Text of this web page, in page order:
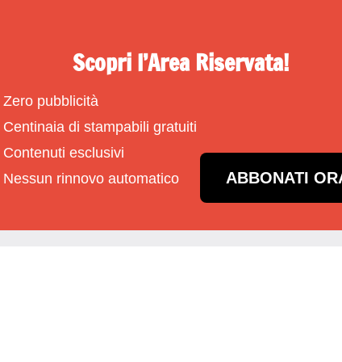
Scopri l’Area Riservata!
Zero pubblicità
Centinaia di stampabili gratuiti
Contenuti esclusivi
Nessun rinnovo automatico
ABBONATI